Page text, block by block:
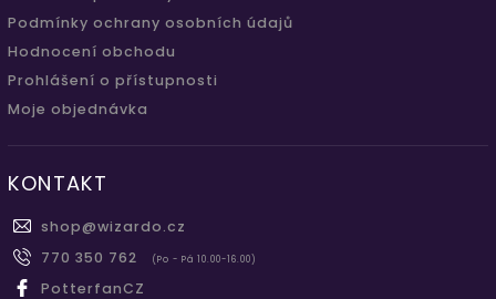
Podmínky ochrany osobních údajů
Hodnocení obchodu
Prohlášení o přístupnosti
Moje objednávka
KONTAKT
shop@wizardo.cz
770 350 762
(Po - Pá 10.00-16.00)
PotterfanCZ